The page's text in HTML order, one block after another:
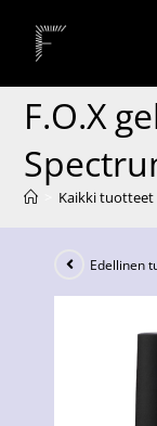
F.O.X
Kaikki tuotteet
Edellinen